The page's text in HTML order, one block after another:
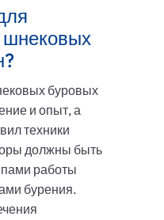
шнековых
буровых
и опыт, а
техники
должны быть
работы
бурения.